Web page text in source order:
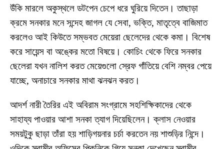
উঁকি মারলে অকুস্থলে ডটপেন চেপে ধরে ঘুরিয়ে দিতেন। তাছাড়া
ক্রমে সনকার মনে সন্দেহ জাগল যে সেবা, ভক্তি, মাতৃত্বে বাজিমাত
করলেও আই কিউতে সম্ভবত মেয়েরা ছেলেদের থেকে কমা। বিশেষ
করে সায়েন্স বা অঙ্কের মতো বিষয়ে। কোচিং থেকে ফিরে সনকার
ছেলেরা যখন নালিশ করত মেয়েগুলো স্রেফ গাঁতিয়ে বেশি নম্বর পেয়ে
যাচ্ছে, অনাচারে সনকার মাথা ঝনঝন করত।
আদর্শ নারী তৈরির এই অবিরাম সংগ্রামে সহশিক্ষিকাদের থেকে
সাহায্য পাওয়ার আশা সনকা ত্যাগ দিয়েছিলেন। ক্লাস নেওয়ার
সময়টুকু ছাড়া তাঁরা হয় শাড়িগয়নার চর্চা করতেন নয় শাশুড়ির নিন্দে।